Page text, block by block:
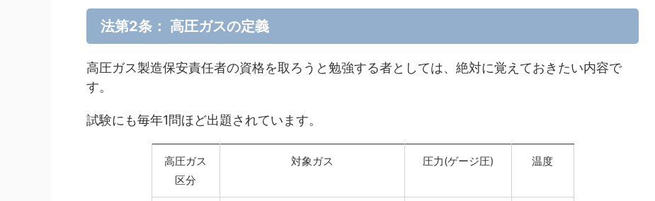
法第2条： 高圧ガスの定義
高圧ガス製造保安責任者の資格を取ろうと勉強する者としては、絶対に覚えておきたい内容で
す。
試験にも毎年1問ほど出題されています。
高圧ガス
区分
対象ガス 圧力(ゲージ圧) 温度